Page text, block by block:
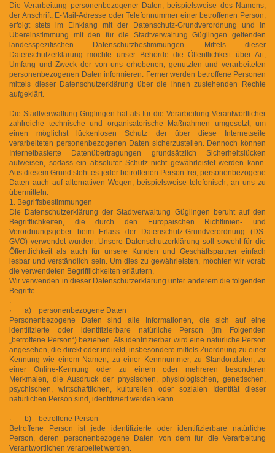
Die Verarbeitung personenbezogener Daten, beispielsweise des Namens,
der Anschrift, E-Mail-Adresse oder Telefonnummer einer betroffenen Person,
erfolgt stets im Einklang mit der Datenschutz-Grundverordnung und in
Übereinstimmung mit den für die Stadtverwaltung Güglingen geltenden
landesspezifischen Datenschutzbestimmungen. Mittels dieser
Datenschutzerklärung möchte unser Behörde die Öffentlichkeit über Art,
Umfang und Zweck der von uns erhobenen, genutzten und verarbeiteten
personenbezogenen Daten informieren. Ferner werden betroffene Personen
mittels dieser Datenschutzerklärung über die ihnen zustehenden Rechte
aufgeklärt.
Die Stadtverwaltung Güglingen hat als für die Verarbeitung Verantwortlicher
zahlreiche technische und organisatorische Maßnahmen umgesetzt, um
einen möglichst lückenlosen Schutz der über diese Internetseite
verarbeiteten personenbezogenen Daten sicherzustellen. Dennoch können
Internetbasierte Datenübertragungen grundsätzlich Sicherheitslücken
aufweisen, sodass ein absoluter Schutz nicht gewährleistet werden kann.
Aus diesem Grund steht es jeder betroffenen Person frei, personenbezogene
Daten auch auf alternativen Wegen, beispielsweise telefonisch, an uns zu
übermitteln.
1. Begriffsbestimmungen
Die Datenschutzerklärung der Stadtverwaltung Güglingen beruht auf den
Begrifflichkeiten, die durch den Europäischen Richtlinien- und
Verordnungsgeber beim Erlass der Datenschutz-Grundverordnung (DS-
GVO) verwendet wurden. Unsere Datenschutzerklärung soll sowohl für die
Öffentlichkeit als auch für unsere Kunden und Geschäftspartner einfach
lesbar und verständlich sein. Um dies zu gewährleisten, möchten wir vorab
die verwendeten Begrifflichkeiten erläutern.
Wir verwenden in dieser Datenschutzerklärung unter anderem die folgenden
Begriffe
:
· a) personenbezogene Daten
Personenbezogene Daten sind alle Informationen, die sich auf eine
identifizierte oder identifizierbare natürliche Person (im Folgenden
„betroffene Person“) beziehen. Als identifizierbar wird eine natürliche Person
angesehen, die direkt oder indirekt, insbesondere mittels Zuordnung zu einer
Kennung wie einem Namen, zu einer Kennnummer, zu Standortdaten, zu
einer Online-Kennung oder zu einem oder mehreren besonderen
Merkmalen, die Ausdruck der physischen, physiologischen, genetischen,
psychischen, wirtschaftlichen, kulturellen oder sozialen Identität dieser
natürlichen Person sind, identifiziert werden kann.
· b) betroffene Person
Betroffene Person ist jede identifizierte oder identifizierbare natürliche
Person, deren personenbezogene Daten von dem für die Verarbeitung
Verantwortlichen verarbeitet werden.